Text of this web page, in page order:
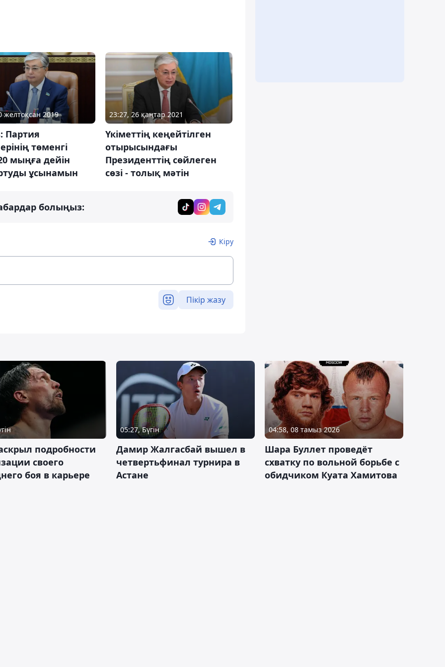
желтоқсан 2019
Партия
төменгі
мыңға дейін
ұсынамын
23:27, 26 қаңтар 2021
Үкіметтің кеңейтілген
отырысындағы
Президенттің сөйлеген
сөзі - толық мәтін
болыңыз:
Кіру
Пікір жазу
подробности
своего
боя в карьере
05:27, Бүгін
Дамир Жалгасбай вышел в
четвертьфинал турнира в
Астане
04:58, 08 тамыз 2026
Шара Буллет проведёт
схватку по вольной борьбе с
обидчиком Куата Хамитова